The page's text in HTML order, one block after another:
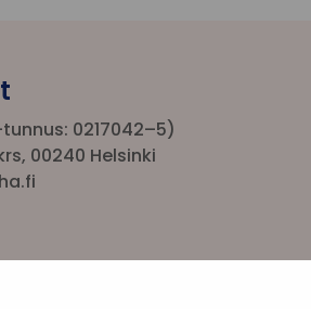
0217042–5)
00240 Helsinki